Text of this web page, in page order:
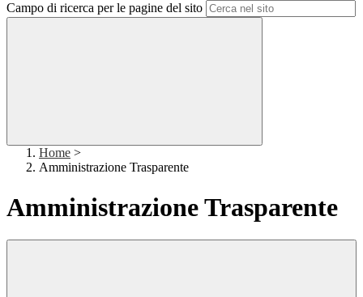
Campo di ricerca per le pagine del sito
Home >
Amministrazione Trasparente
Amministrazione Trasparente